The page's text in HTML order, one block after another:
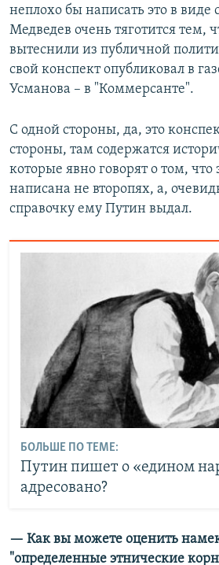
неплохо бы написать это в виде
Медведев очень тяготится тем,
вытеснили из публичной
свой конспект опубликовал в
Усманова – в "Коммерсанте".
С одной стороны, да, это
стороны, там содержатся
которые явно говорят о том, что
написана не второпях, а,
справочку ему Путин выдал.
БОЛЬШЕ ПО ТЕМЕ:
Путин пишет о «едином
адресовано?
— Как вы можете оценить
"определенные этнические